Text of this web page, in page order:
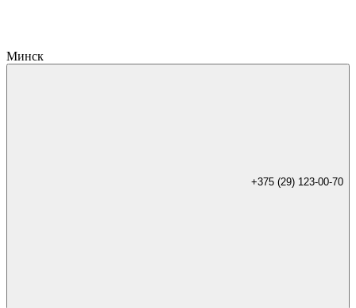
Минск
+375 (29) 123-00-70